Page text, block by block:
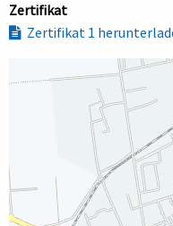
Zertifikat
Zertifikat 1